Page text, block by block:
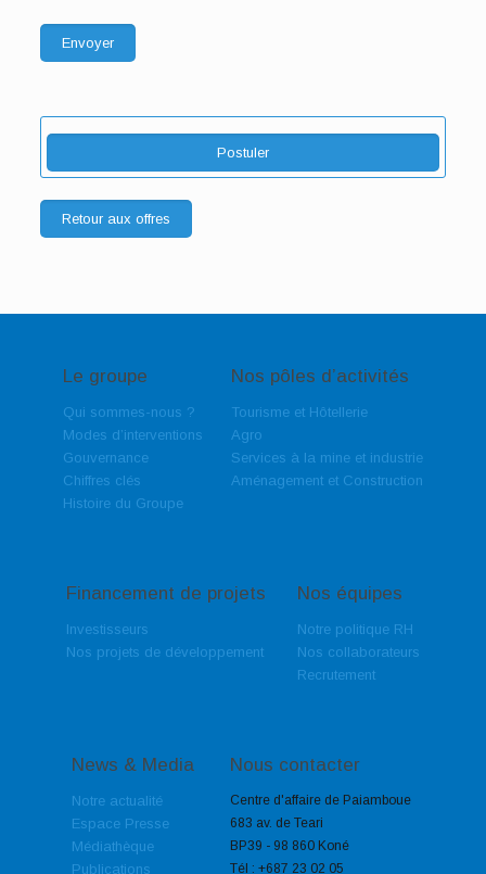
Postuler
Retour aux offres
Le groupe
Qui sommes-nous ?
Modes d’interventions
Gouvernance
Chiffres clés
Histoire du Groupe
Nos pôles d’activités
Tourisme et Hôtellerie
Agro
Services à la mine et industrie
Aménagement et Construction
Financement de projets
Investisseurs
Nos projets de développement
Nos équipes
Notre politique RH
Nos collaborateurs
Recrutement
News & Media
Notre actualité
Espace Presse
Médiathèque
Publications
Nous contacter
Centre d'affaire de Paiamboue
683 av. de Teari
BP39 - 98 860 Koné
Tél : +687 23 02 05